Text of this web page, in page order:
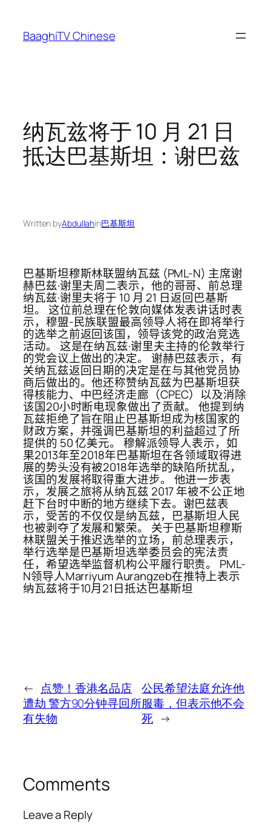
content
BaaghiTV Chinese
纳瓦兹将于 10 月 21 日
抵达巴基斯坦：谢巴兹
Written byAbdullahin巴基斯坦
巴基斯坦穆斯林联盟纳瓦兹 (PML-N) 主席谢
赫巴兹·谢里夫周二表示，他的哥哥、前总理
纳瓦兹·谢里夫将于 10 月 21 日返回巴基斯
坦。 这位前总理在伦敦向媒体发表讲话时表
示，穆盟-民族联盟最高领导人将在即将举行
的选举之前返回该国，领导该党的政治竞选
活动。 这是在纳瓦兹·谢里夫主持的伦敦举行
的党会议上做出的决定。 谢赫巴兹表示，有
关纳瓦兹返回日期的决定是在与其他党员协
商后做出的。他还称赞纳瓦兹为巴基斯坦获
得核能力、中巴经济走廊（CPEC）以及消除
该国20小时断电现象做出了贡献。 他提到纳
瓦兹拒绝了旨在阻止巴基斯坦成为核国家的
财政方案，并强调巴基斯坦的利益超过了所
提供的 50 亿美元。 穆解派领导人表示，如
果2013年至2018年巴基斯坦在各领域取得进
展的势头没有被2018年选举的缺陷所扰乱，
该国的发展将取得重大进步。 他进一步表
示，发展之旅将从纳瓦兹 2017 年被不公正地
赶下台时中断的地方继续下去。谢巴兹表
示，受苦的不仅仅是纳瓦兹，巴基斯坦人民
也被剥夺了发展和繁荣。 关于巴基斯坦穆斯
林联盟关于推迟选举的立场，前总理表示，
举行选举是巴基斯坦选举委员会的宪法责
任，希望选举监督机构公平履行职责。 PML-
N领导人Marriyum Aurangzeb在推特上表示
纳瓦兹将于10月21日抵达巴基斯坦
← 点赞！香港名品店
遭劫 警方90分钟寻回所
有失物
公民希望法庭允许他
服毒，但表示他不会
死 →
Comments
Leave a Reply